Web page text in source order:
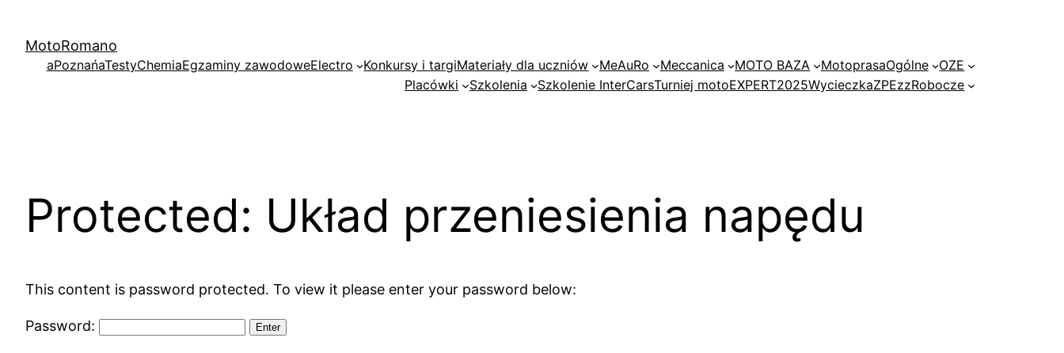
content
MotoRomano
aPoznańaTestyChemiaEgzaminy zawodoweElectro Konkursy i targiMateriały dla uczniów MeAuRo Meccanica MOTO BAZA MotoprasaOgólne
OZE
Placówki
Szkolenia Szkolenie InterCarsTurniej motoEXPERT2025WycieczkaZPEzzRobocze
Protected: Układ przeniesienia napędu
This content is password protected. To view it please enter your password below:
Password: